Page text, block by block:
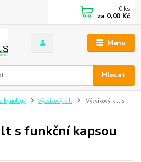
Menu
Hledat
0 ks
za 0,00 Kč
kynology Výcvikový kilt
Výcvikový kilt s
s funkční kapsou